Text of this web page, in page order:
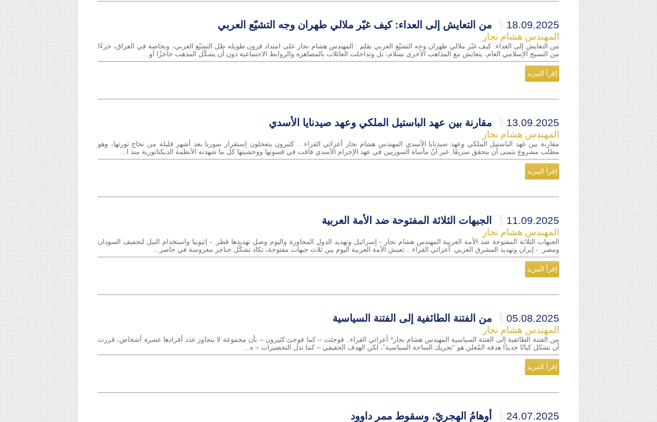
18.09.2025 من التعايش إلى العداء: كيف غيّر ملالي طهران وجه التشيّع العربي
المهندس هشام نجار
من التعايش إلى العداء: كيف غيّر ملالي طهران وجه التشيّع العربي بقلم : المهندس هشام نجار على امتداد قرون طويلة ظل التشيّع العربي، وبخاصة في العراق، جزءًا
من النسيج الإسلامي العام، يتعايش مع المذاهب الأخرى بسلام، بل وتداخلت العائلات بالمصاهرة والروابط الاجتماعية دون أن يشكّل المذهب حاجزًا أو...
إقرأ المزيد
13.09.2025 مقارنة بين عهد الباستيل الملكي وعهد صيدنايا الأسدي
المهندس هشام نجار
مقارنة بين عهد الباستيل الملكي وعهد صيدنايا الأسدي المهندس هشام نجار أعزائي القراء .. كثيرون يتعجلون إستقرار سوريا بعد أشهر قليلة من نجاح ثورتها، وهو
مطلب مشروع نتمنى أن يتحقق سريعًا. غير أنّ مأساة السوريين في عهد الإجرام الأسدي فاقت في قسوتها ووحشيتها كل ما شهدته الأنظمة الديكتاتورية منذ ا...
إقرأ المزيد
11.09.2025 الجبهات الثلاثة المفتوحة ضد الأمة العربية
المهندس هشام نجار
الجبهات الثلاثة المفتوحة ضد الأمة العربية المهندس هشام نجار - إسرائيل وتهديد الدول المجاورة واليوم وصل تهديدها قطر. - إثيوبيا واستخدام النيل لتجفيف السودان
ومصر. - إيران وتهديد المشرق العربي. أعزائي القراء .. تعيش الأمة العربية اليوم بين ثلاث جبهات مفتوحة، تكاد تشكّل خناجر مغروسة في خاصر...
إقرأ المزيد
05.08.2025 من الفتنة الطائفية إلى الفتنة السياسية
المهندس هشام نجار
من الفتنة الطائفية إلى الفتنة السياسية المهندس هشام نجار* أعزائي القراء.. فوجئت – كما فوجئ كثيرون – بأن مجموعة لا يتجاوز عدد أفرادها عشرة أشخاص، قررت
أن تشكل كيانًا جديدًا هدفه المُعلن هو “تحريك الساحة السياسية”، لكن الهدف الحقيقي – كما تدل التحضيرات – ه...
إقرأ المزيد
24.07.2025 أوهامُ الهجريّ، وسقوط ممر داوود